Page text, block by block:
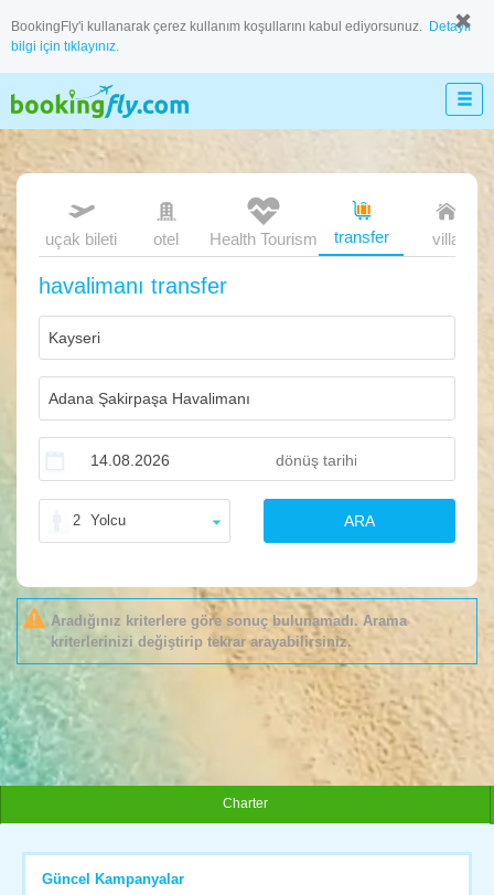
BookingFly'i kullanarak çerez kullanım koşullarını kabul ediyorsunuz. Detaylı
bilgi için tıklayınız.
uçak bileti otel transfer villa
Health Tourism
havalimanı transfer
2 Yolcu ARA
Aradığınız kriterlere göre sonuç bulunamadı. Arama
kriterlerinizi değiştirip tekrar arayabilirsiniz.
Charter
Güncel Kampanyalar